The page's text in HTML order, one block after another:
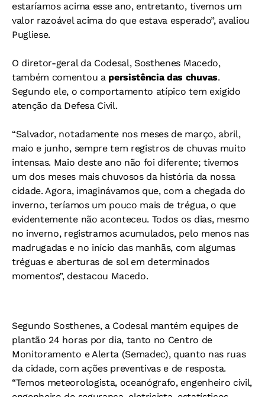
estaríamos acima esse ano, entretanto, tivemos um
valor razoável acima do que estava esperado”, avaliou
Pugliese.
O diretor-geral da Codesal, Sosthenes Macedo,
também comentou apersistência das chuvas.
Segundo ele, o comportamento atípico tem exigido
atenção da Defesa Civil.
“Salvador, notadamente nos meses de março, abril,
maio e junho, sempre tem registros de chuvas muito
intensas. Maio deste ano não foi diferente; tivemos
um dos meses mais chuvosos da história da nossa
cidade. Agora, imaginávamos que, com a chegada do
inverno, teríamos um pouco mais de trégua, o que
evidentemente não aconteceu. Todos os dias, mesmo
no inverno, registramos acumulados, pelo menos nas
madrugadas e no início das manhãs, com algumas
tréguas e aberturas de sol em determinados
momentos”, destacou Macedo.
Segundo Sosthenes, a Codesal mantém equipes de
plantão 24 horas por dia, tanto no Centro de
Monitoramento e Alerta (Semadec), quanto nas ruas
da cidade, com ações preventivas e de resposta.
“Temos meteorologista, oceanógrafo, engenheiro civil,